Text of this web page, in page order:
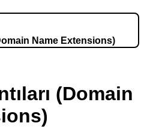
Name Extensions)
(Domain